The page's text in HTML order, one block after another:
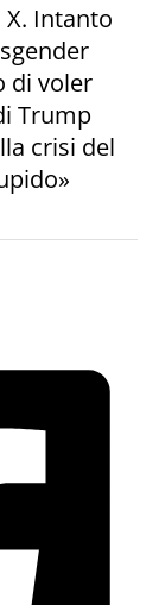
Intanto
di voler
Trump
crisi del